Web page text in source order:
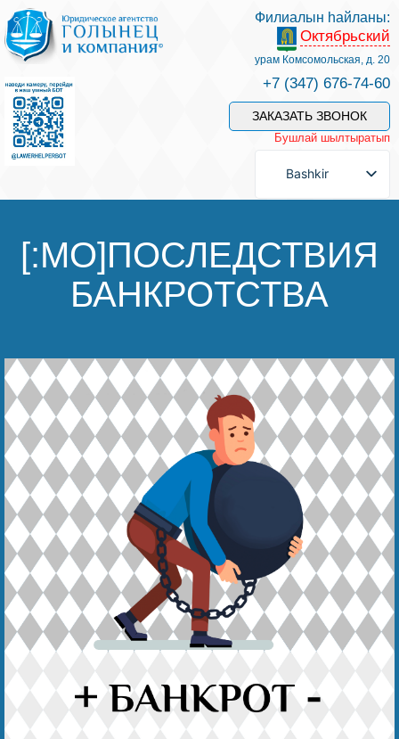
Беҙҙең белгестәр һәм хеҙмәттәр
Хеҙмәт хаҡын түләү
Һорау биреү
Баһалама
Беҙҙең еңеү
Видео тураһында беҙ
Филиалын һайланы:
Октябрьский
урам Комсомольская, д. 20
+7 (347) 676-74-60
ЗАКАЗАТЬ ЗВОНОК
Бушлай шылтыратып
Bashkir
[:MO]ПОСЛЕДСТВИЯ
БАНКРОТСТВА